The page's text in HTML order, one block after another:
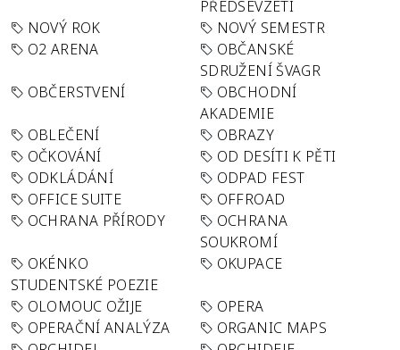
PŘEDSEVZETÍ
NOVÝ ROK
NOVÝ SEMESTR
O2 ARENA
OBČANSKÉ
SDRUŽENÍ ŠVAGR
OBČERSTVENÍ
OBCHODNÍ
AKADEMIE
OBLEČENÍ
OBRAZY
OČKOVÁNÍ
OD DESÍTI K PĚTI
ODKLÁDÁNÍ
ODPAD FEST
OFFICE SUITE
OFFROAD
OCHRANA PŘÍRODY
OCHRANA
SOUKROMÍ
OKÉNKO
STUDENTSKÉ POEZIE
OKUPACE
OLOMOUC OŽIJE
OPERA
OPERAČNÍ ANALÝZA
ORGANIC MAPS